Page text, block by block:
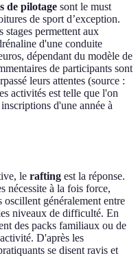
de pilotage sont le must
de sport d’exception.
stages permettent aux
d'une conduite
dépendant du modèle de
de participants sont
leurs attentes (source :
activités est telle que l'on
d'une année à
le rafting est la réponse.
nécessite à la fois force,
généralement entre
niveaux de difficulté. En
des packs familiaux ou de
D'après les
se disent ravis et